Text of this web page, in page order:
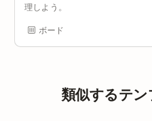
理しよう。
ボード
類似するテン